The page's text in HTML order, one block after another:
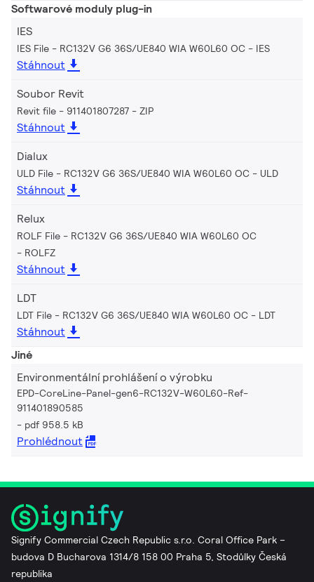
Softwarové moduly plug-in
IES
IES File - RC132V G6 36S/UE840 WIA W60L60 OC IES
Stáhnout
Soubor Revit
Revit file - 911401807287 ZIP
Stáhnout
Dialux
ULD File - RC132V G6 36S/UE840 WIA W60L60 OC ULD
Stáhnout
Relux
ROLF File - RC132V G6 36S/UE840 WIA W60L60 OC
ROLFZ
Stáhnout
LDT
LDT File - RC132V G6 36S/UE840 WIA W60L60 OC LDT
Stáhnout
Jiné
Environmentální prohlášení o výrobku
EPD-CoreLine-Panel-gen6-RC132V-W60L60-Ref-
911401890585
pdf 958.5 kB
Prohlédnout
Signify Commercial Czech Republic s.r.o. Coral Office Park –
budova D Bucharova 1314/8 158 00 Praha 5, Stodůlky Česká
republika